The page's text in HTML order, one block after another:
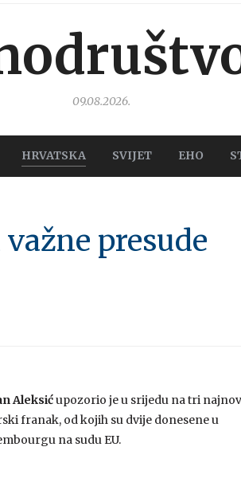
09.08.2026.
HRVATSKA SVIJET EHO
presude
Aleksićupozorio je u srijedu na tri
franak, od kojih su dvije donesene u
na sudu EU.